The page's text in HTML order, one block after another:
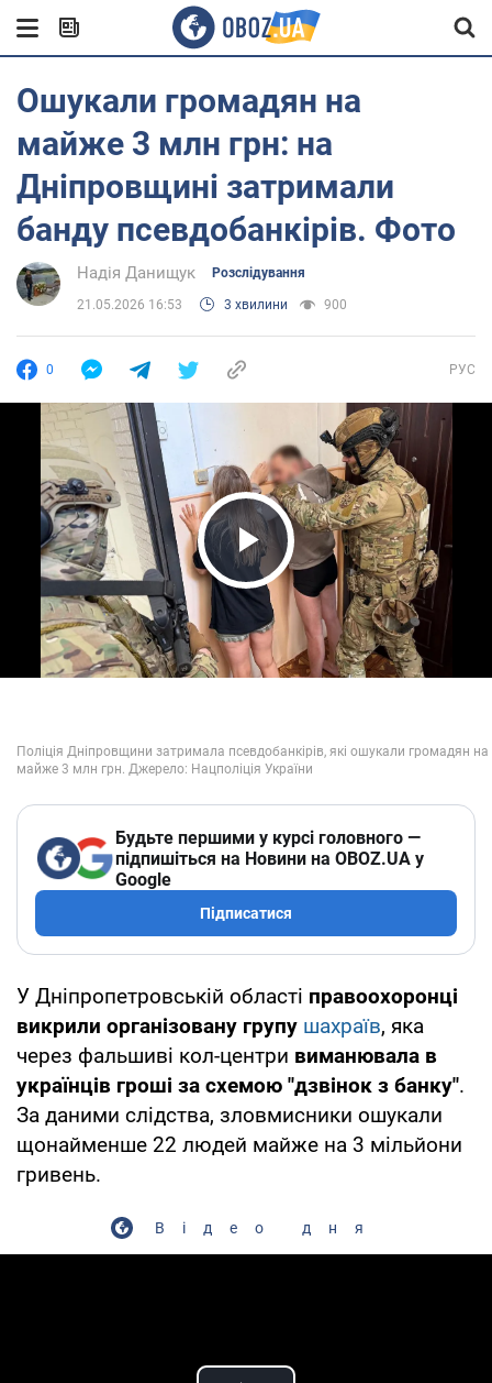
Ошукали громадян на
майже 3 млн грн: на
Дніпровщині затримали
банду псевдобанкірів. Фото
Надія Данищук Розслідування
21.05.2026 16:53 3 хвилини 900
0 РУС
Play Video
Будьте першими у курсі головного —
підпишіться на Новини на OBOZ.UA у
Google
Підписатися
У Дніпропетровській області правоохоронці
викрили організовану групу шахраїв, яка
через фальшиві кол-центри виманювала в
українців гроші за схемою "дзвінок з банку".
За даними слідства, зловмисники ошукали
щонайменше 22 людей майже на 3 мільйони
гривень.
Відео дня